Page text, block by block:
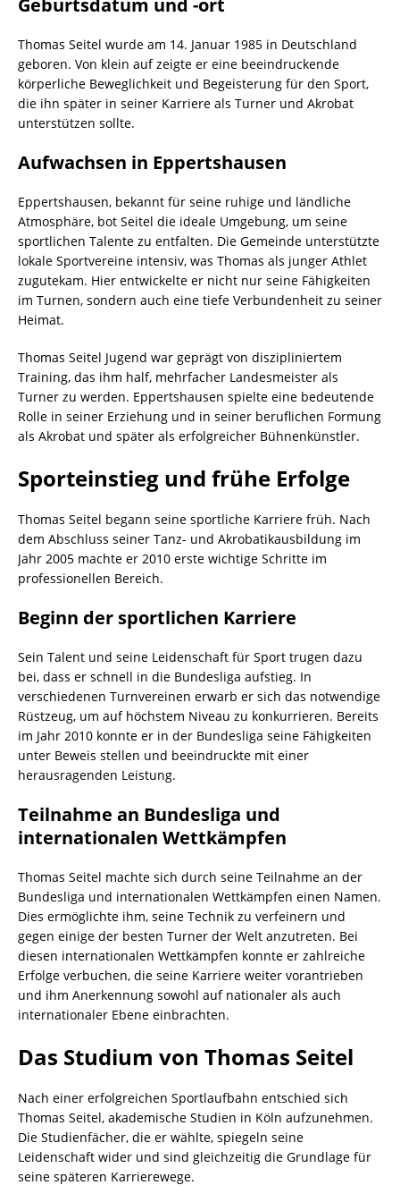
Thomas Seitel wurde am 14. Januar 1985 in Deutschland
geboren. Von klein auf zeigte er eine beeindruckende
körperliche Beweglichkeit und Begeisterung für den Sport,
die ihn später in seiner Karriere als Turner und Akrobat
unterstützen sollte.
Aufwachsen in Eppertshausen
Eppertshausen, bekannt für seine ruhige und ländliche
Atmosphäre, bot Seitel die ideale Umgebung, um seine
sportlichen Talente zu entfalten. Die Gemeinde unterstützte
lokale Sportvereine intensiv, was Thomas als junger Athlet
zugutekam. Hier entwickelte er nicht nur seine Fähigkeiten
im Turnen, sondern auch eine tiefe Verbundenheit zu seiner
Heimat.
Thomas Seitel Jugend war geprägt von diszipliniertem
Training, das ihm half, mehrfacher Landesmeister als
Turner zu werden. Eppertshausen spielte eine bedeutende
Rolle in seiner Erziehung und in seiner beruflichen Formung
als Akrobat und später als erfolgreicher Bühnenkünstler.
Sporteinstieg und frühe Erfolge
Thomas Seitel begann seine sportliche Karriere früh. Nach
dem Abschluss seiner Tanz- und Akrobatikausbildung im
Jahr 2005 machte er 2010 erste wichtige Schritte im
professionellen Bereich.
Beginn der sportlichen Karriere
Sein Talent und seine Leidenschaft für Sport trugen dazu
bei, dass er schnell in die Bundesliga aufstieg. In
verschiedenen Turnvereinen erwarb er sich das notwendige
Rüstzeug, um auf höchstem Niveau zu konkurrieren. Bereits
im Jahr 2010 konnte er in der Bundesliga seine Fähigkeiten
unter Beweis stellen und beeindruckte mit einer
herausragenden Leistung.
Teilnahme an Bundesliga und
internationalen Wettkämpfen
Thomas Seitel machte sich durch seine Teilnahme an der
Bundesliga und internationalen Wettkämpfen einen Namen.
Dies ermöglichte ihm, seine Technik zu verfeinern und
gegen einige der besten Turner der Welt anzutreten. Bei
diesen internationalen Wettkämpfen konnte er zahlreiche
Erfolge verbuchen, die seine Karriere weiter vorantrieben
und ihm Anerkennung sowohl auf nationaler als auch
internationaler Ebene einbrachten.
Das Studium von Thomas Seitel
Nach einer erfolgreichen Sportlaufbahn entschied sich
Thomas Seitel, akademische Studien in Köln aufzunehmen.
Die Studienfächer, die er wählte, spiegeln seine
Leidenschaft wider und sind gleichzeitig die Grundlage für
seine späteren Karrierewege.